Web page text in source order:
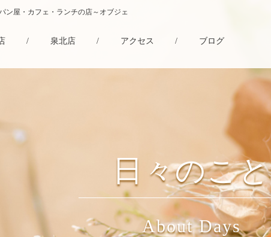
ン屋・カフェ・ランチの店～オブジェ
/ 泉北店 / アクセス / ブログ
日々のこと
About Days